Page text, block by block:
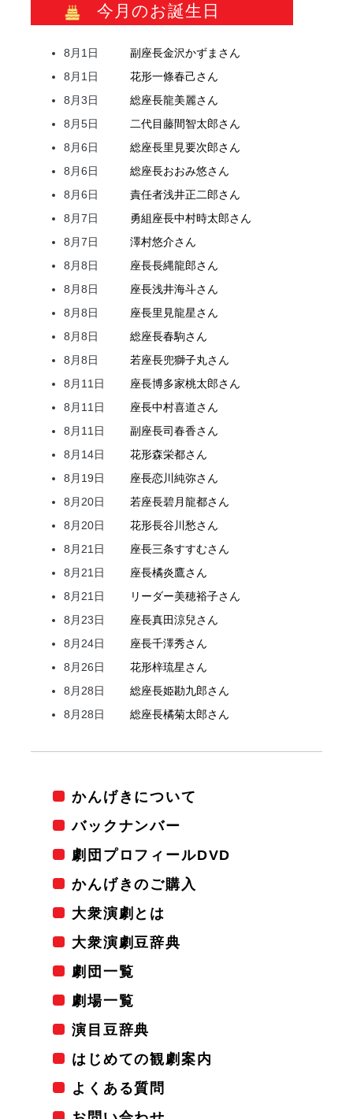
今月のお誕生日
8月1日 副座長金沢かずま さん
8月1日
花形一條春己さん
8月3日
総座長龍美麗さん
8月5日
二代目藤間智太郎さん
8月6日
総座長里見要次郎さん
8月6日
総座長おおみ悠さん
8月6日
責任者浅井正二郎さん
8月7日
勇組座長中村時太郎さん
8月7日
澤村悠介さん
8月8日
座長長縄龍郎さん
8月8日
座長浅井海斗さん
8月8日
座長里見龍星さん
8月8日
総座長春駒さん
8月8日
若座長兜獅子丸さん
8月11日
座長博多家桃太郎さん
8月11日
座長中村喜道さん
8月11日
副座長司春香さん
8月14日
花形森栄都さん
8月19日
座長恋川純弥さん
8月20日
若座長碧月龍都さん
8月20日
花形長谷川愁さん
8月21日
座長三条すすむさん
8月21日
座長橘炎鷹さん
8月21日
リーダー美穂裕子さん
8月23日
座長真田涼兒さん
8月24日
座長千澤秀さん
8月26日
花形梓琉星さん
8月28日
総座長姫勘九郎さん
8月28日
総座長橘菊太郎さん
かんげきについて
バックナンバー
劇団プロフィールDVD
かんげきのご購入
大衆演劇とは
大衆演劇豆辞典
劇団一覧
劇場一覧
演目豆辞典
はじめての観劇案内
よくある質問